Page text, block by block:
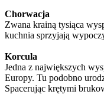
Chorwacja
Zwana krainą tysiąca
kuchnia sprzyjają
Korcula
Jedna z największych
Europy. Tu podobno
Spacerując krętymi